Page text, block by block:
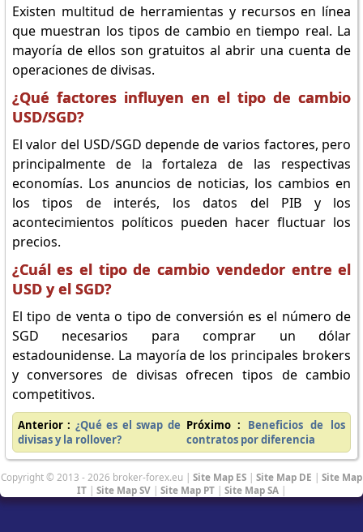
Existen multitud de herramientas y recursos en línea
que muestran los tipos de cambio en tiempo real. La
mayoría de ellos son gratuitos al abrir una cuenta de
operaciones de divisas.
¿Qué factores influyen en el tipo de cambio
USD/SGD?
El valor del USD/SGD depende de varios factores, pero
principalmente de la fortaleza de las respectivas
economías. Los anuncios de noticias, los cambios en
los tipos de interés, los datos del PIB y los
acontecimientos políticos pueden hacer fluctuar los
precios.
¿Cuál es el tipo de cambio vendedor entre el
USD y el SGD?
El tipo de venta o tipo de conversión es el número de
SGD necesarios para comprar un dólar
estadounidense. La mayoría de los principales brokers
y conversores de divisas ofrecen tipos de cambio
competitivos.
Anterior : ¿Qué es el swap de
divisas y la rollover?
Próximo :
Beneficios de los
contratos por diferencia
Copyright © 2013 - 2026 broker-forex.eu | Site Map ES | Site Map DE | Site Map
IT | Site Map SV | Site Map PT | Site Map SA |